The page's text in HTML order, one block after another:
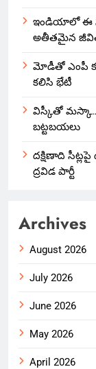
ఇండియాలో‌ ఈ
అతీతమైన
మోడీతో ఎంపీ
కలిసి భేటీ
విస్కీతో మస్కా…
బట్టబయలు
దక్షిణాది సీట్లపై
ద్రవిడ పార్టీ
Archives
August 2026
July 2026
June 2026
May 2026
April 2026